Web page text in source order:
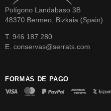
Polígono Landabaso 3B
48370 Bermeo, Bizkaia (Spain)
T. 946 187 280
E. conservas@serrats.com
FORMAS DE PAGO